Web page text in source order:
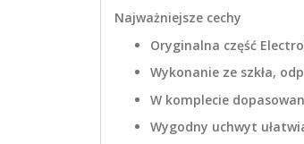
Najważniejsze cechy
Oryginalna część
Wykonanie ze szkła,
W komplecie
Wygodny uchwyt